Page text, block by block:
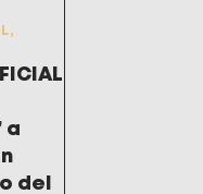
,
a
del